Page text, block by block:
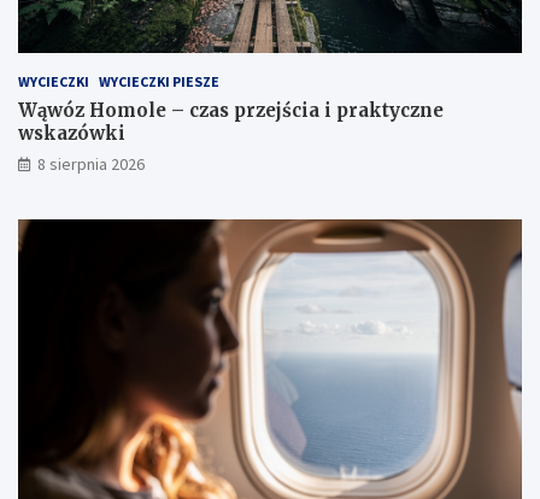
WYCIECZKI WYCIECZKI PIESZE
Wąwóz Homole – czas przejścia i praktyczne
wskazówki
8 sierpnia 2026